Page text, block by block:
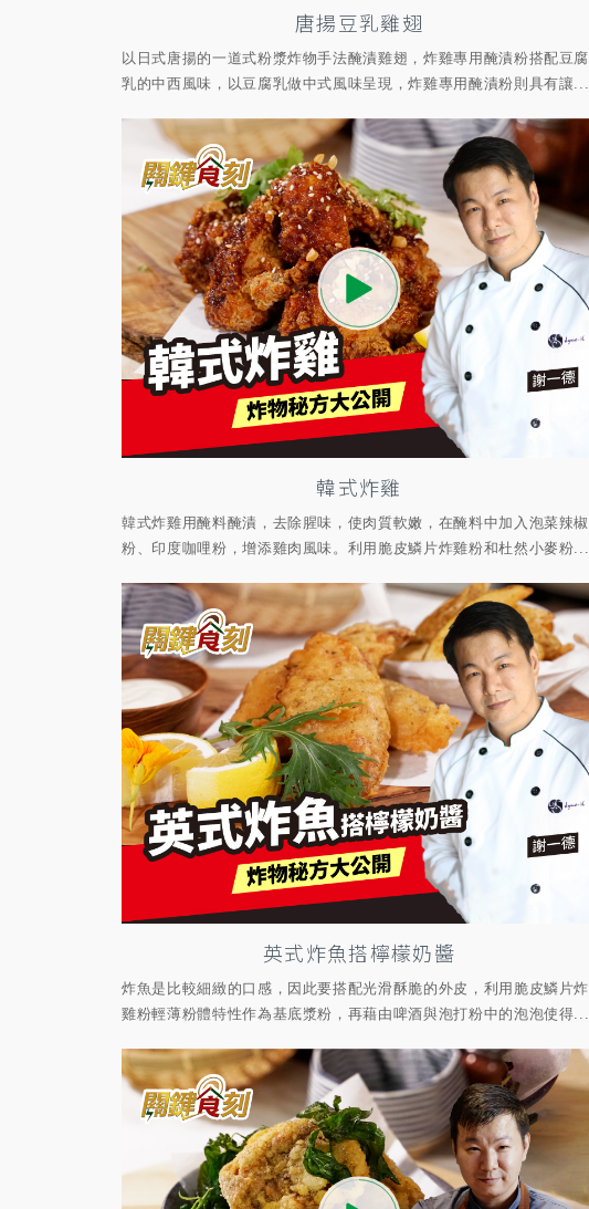
唐揚豆乳雞翅
以日式唐揚的一道式粉漿炸物手法醃漬雞翅，炸雞專用醃漬粉搭配豆腐
乳的中西風味，以豆腐乳做中式風味呈現，炸雞專用醃漬粉則具有讓...
韓式炸雞
韓式炸雞用醃料醃漬，去除腥味，使肉質軟嫩，在醃料中加入泡菜辣椒
粉、印度咖哩粉，增添雞肉風味。利用脆皮鱗片炸雞粉和杜然小麥粉...
英式炸魚搭檸檬奶醬
炸魚是比較細緻的口感，因此要搭配光滑酥脆的外皮，利用脆皮鱗片炸
雞粉輕薄粉體特性作為基底漿粉，再藉由啤酒與泡打粉中的泡泡使得...